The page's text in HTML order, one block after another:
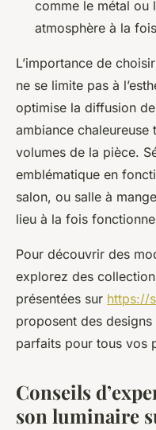
comme le métal ou
atmosphère à la
L’importance de
ne se limite pas à
optimise la diffusion
ambiance chaleureuse
volumes de la pièce.
emblématique en
salon, ou salle à
lieu à la fois
Pour découvrir des
explorez des
présentées sur https://
proposent des
parfaits pour tous vos
Conseils
son luminaire